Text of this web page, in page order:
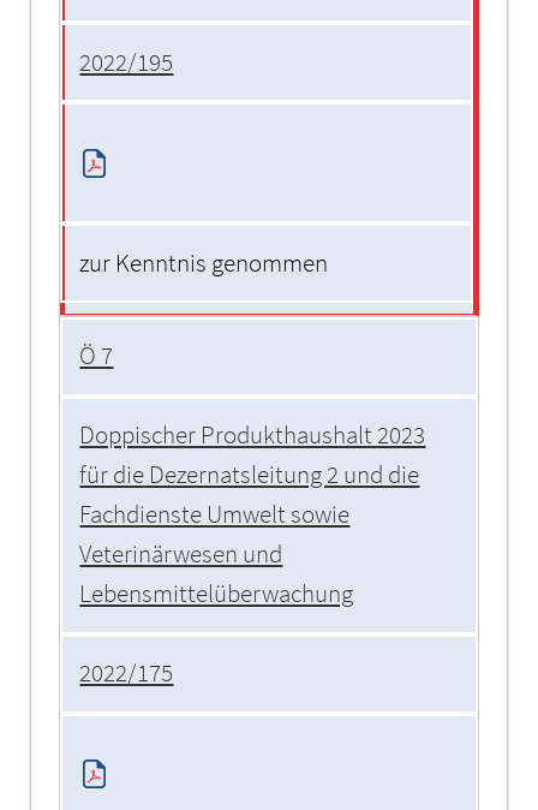
2022/195
zur Kenntnis genommen
Ö 7
Doppischer Produkthaushalt 2023
für die Dezernatsleitung 2 und die
Fachdienste Umwelt sowie
Veterinärwesen und
Lebensmittelüberwachung
2022/175